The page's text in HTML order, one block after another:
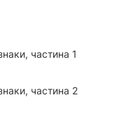
частина 1
частина 2